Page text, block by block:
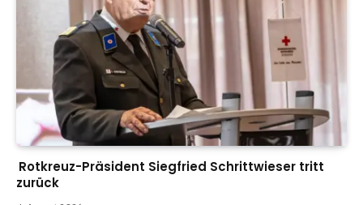
Rotkreuz-Präsident Siegfried Schrittwieser tritt
zurück